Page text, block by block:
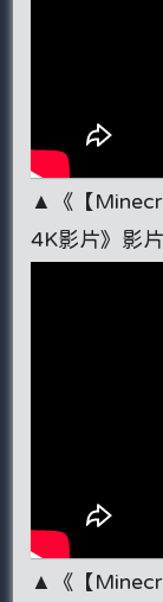
▲《【
4K影片》影片
▲《【